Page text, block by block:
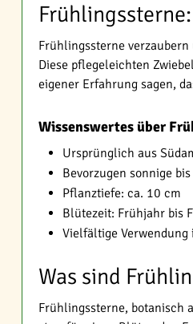
Frühlingssterne
Diese pflegeleichten
eigener Erfahrung sagen,
Wissenswertes über
Ursprünglich aus
Bevorzugen sonnige
Pflanztiefe: ca. 10 cm
Blütezeit: Frühjahr bis
Vielfältige
Was sind
Frühlingssterne, botanisch